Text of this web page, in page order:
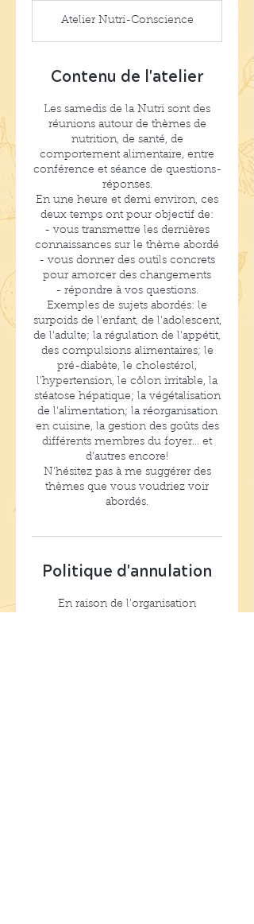
Atelier Nutri-Conscience
Contenu de l'atelier
Les samedis de la Nutri sont des
réunions autour de thèmes de
nutrition, de santé, de
comportement alimentaire, entre
conférence et séance de questions-
réponses.
En une heure et demi environ, ces
deux temps ont pour objectif de:
- vous transmettre les dernières
connaissances sur le thème abordé
- vous donner des outils concrets
pour amorcer des changements
- répondre à vos questions.
Exemples de sujets abordés: le
surpoids de l'enfant, de l'adolescent,
de l'adulte; la régulation de l'appétit,
des compulsions alimentaires; le
pré-diabète, le cholestérol,
l'hypertension, le côlon irritable, la
stéatose hépatique; la végétalisation
de l'alimentation; la réorganisation
en cuisine, la gestion des goûts des
différents membres du foyer... et
d'autres encore!
N'hésitez pas à me suggérer des
thèmes que vous voudriez voir
Politique d'annulation
En raison de l'organisation